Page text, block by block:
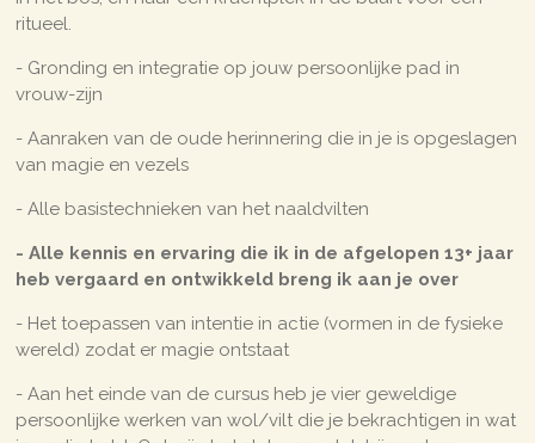
ritueel.
- Gronding en integratie op jouw persoonlijke pad in
vrouw-zijn
- Aanraken van de oude herinnering die in je is opgeslagen
van magie en vezels
- Alle basistechnieken van het naaldvilten
- Alle kennis en ervaring die ik in de afgelopen 13+ jaar
heb vergaard en ontwikkeld breng ik aan je over
- Het toepassen van intentie in actie (vormen in de fysieke
wereld) zodat er magie ontstaat
- Aan het einde van de cursus heb je vier geweldige
persoonlijke werken van wol/vilt die je bekrachtigen in wat